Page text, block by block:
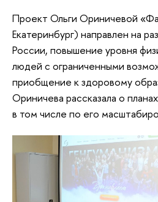
Проект Ольги Ориничевой
Екатеринбург) направлен на
России, повышение уровня
людей с ограниченными
приобщение к здоровому
Ориничева рассказала о
в том числе по его